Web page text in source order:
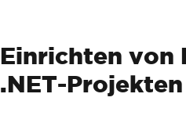
Einrichten von
.NET-Projekten